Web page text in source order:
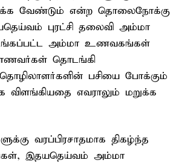
வேண்டும் என்ற தொலைநோக்கு
புரட்சி தலைவி அம்மா
அம்மா உணவகங்கள்
தொடங்கி
பசியை போக்கும்
விளங்கியதை எவராலும் மறுக்க
வரப்பிரசாதமாக திகழ்ந்த
இதயதெய்வம் அம்மா